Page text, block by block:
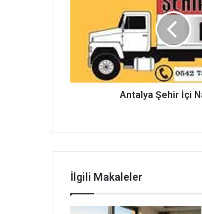
Antalya Şehir İçi
İlgili Makaleler